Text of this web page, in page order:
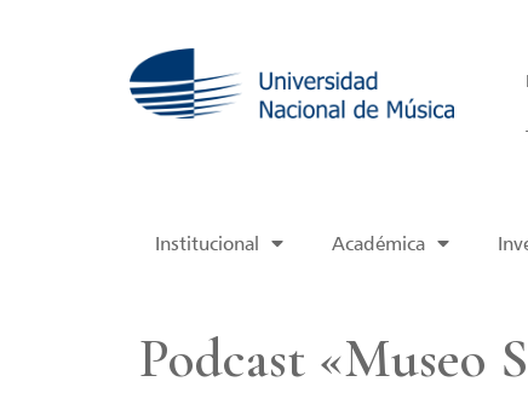
Institucional Académica
Podcast «Museo